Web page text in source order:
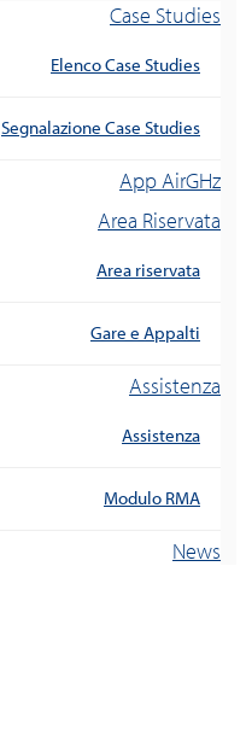
Case Studies
Elenco Case Studies
Segnalazione Case Studies
App AirGHz
Area Riservata
Area riservata
Gare e Appalti
Assistenza
Assistenza
Modulo RMA
News